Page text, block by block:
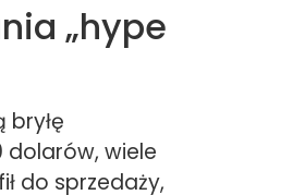
„hype
bryłę
wiele
do sprzedaży,